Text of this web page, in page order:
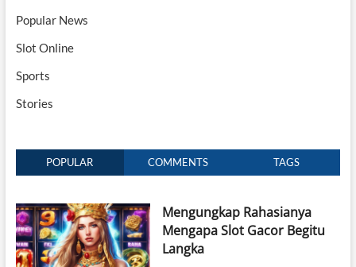
Popular News
Slot Online
Sports
Stories
POPULAR COMMENTS TAGS
Mengungkap Rahasianya
Mengapa Slot Gacor Begitu
Langka